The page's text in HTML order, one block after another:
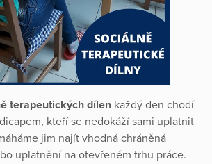
terapeutických dílen každý den chodí
kteří se nedokáží sami uplatnit
jim najít vhodná chráněná
uplatnění na otevřeném trhu práce.